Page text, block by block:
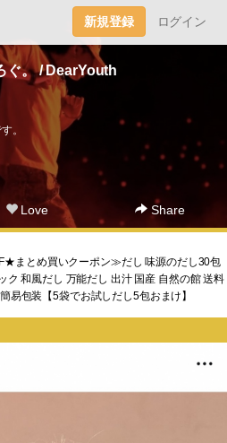
新規登録 ログイン
ぐ。 / DearYouth
。
Love Share
まとめ買いクーポン≫だし 味源のだし30包
ク 和風だし 万能だし 出汁 国産 自然の館 送料
易包装【5袋でお試しだし5包おまけ】